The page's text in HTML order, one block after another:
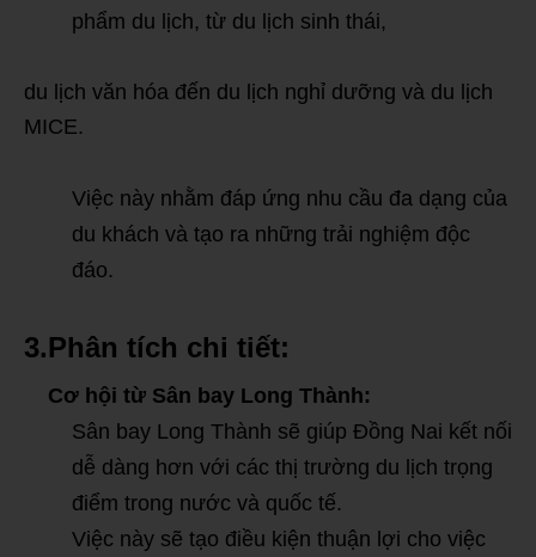
phẩm du lịch, từ du lịch sinh thái,
du lịch văn hóa đến du lịch nghỉ dưỡng và du lịch
MICE.
Việc này nhằm đáp ứng nhu cầu đa dạng của
du khách và tạo ra những trải nghiệm độc
đáo.
3.Phân tích chi tiết:
Cơ hội từ Sân bay Long Thành:
Sân bay Long Thành sẽ giúp Đồng Nai kết nối
dễ dàng hơn với các thị trường du lịch trọng
điểm trong nước và quốc tế.
Việc này sẽ tạo điều kiện thuận lợi cho việc